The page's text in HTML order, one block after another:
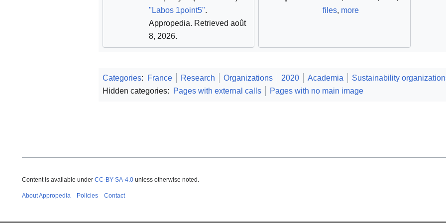
"Labos 1point5".
Appropedia. Retrieved août
8, 2026.
files, more
Categories: France Research Organizations 2020 Academia
Sustainability
Hidden categories:
Pages with external calls Pages with no main image
Content is available under CC-BY-SA-4.0 unless otherwise noted.
About Appropedia Policies Contact